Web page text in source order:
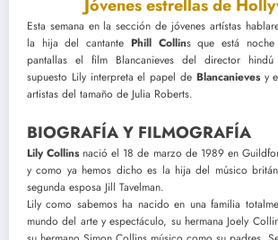
Jóvenes estrellas de
Esta semana en la sección de jóvenes artístas
la hija del cantante Phill Collins que está noche
pantallas el film Blancanieves del director
supuesto Lily interpreta el papel de Blancanievesy
artistas del tamaño de Julia Roberts.
BIOGRAFÍA Y FILMOGRAFÍA
Lily Collinsnació el 18 de marzo de 1989 en
y como ya hemos dicho es la hija del músico
segunda esposa Jill Tavelman.
Lily como sabemos ha nacido en una familia
mundo del arte y espectáculo, su hermana Joely